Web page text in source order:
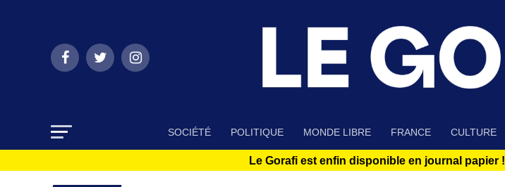
SOCIÉTÉ POLITIQUE MONDE LIBRE FRANCE CULTURE
Le Gorafi est enfin disponible en journal papier !